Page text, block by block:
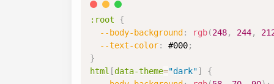
:root
{
--body-background : rgb(248, 244,
--text-color: #000;
}
html [data-theme="dark"]
{